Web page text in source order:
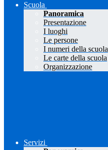
Scuola
Panoramica
Presentazione
I luoghi
Le persone
I numeri della scuola
Le carte della scuola
Organizzazione
Servizi